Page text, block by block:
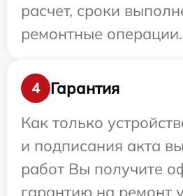
расчет, сроки
ремонтные операции.
4
Гарантия
Как только
и подписания акта
работ Вы получите
гарантию на ремонт